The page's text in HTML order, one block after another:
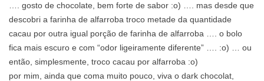
…. gosto de chocolate, bem forte de sabor :o) …. mas desde que
descobri a farinha de alfarroba troco metade da quantidade
cacau por outra igual porção de farinha de alfarroba …. o bolo
fica mais escuro e com “odor ligeiramente diferente” …. :o) … ou
então, simplesmente, troco cacau por alfarroba :o)
por mim, ainda que coma muito pouco, viva o dark chocolat,